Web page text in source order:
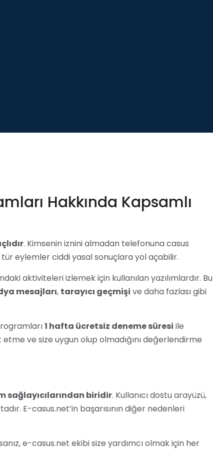
Hakkında Kapsamlı
. Kimsenin iznini almadan telefonuna casus
eylemler ciddi yasal sonuçlara yol açabilir.
aktiviteleri izlemek için kullanılan yazılımlardır. Bu
mesajları, tarayıcı geçmişi ve daha fazlası gibi
1 hafta ücretsiz deneme süresi ile
ve size uygun olup olmadığını değerlendirme
sağlayıcılarından biridir. Kullanıcı dostu arayüzü,
E-casus.net’in başarısının diğer nedenleri
e-casus.net ekibi size yardımcı olmak için her